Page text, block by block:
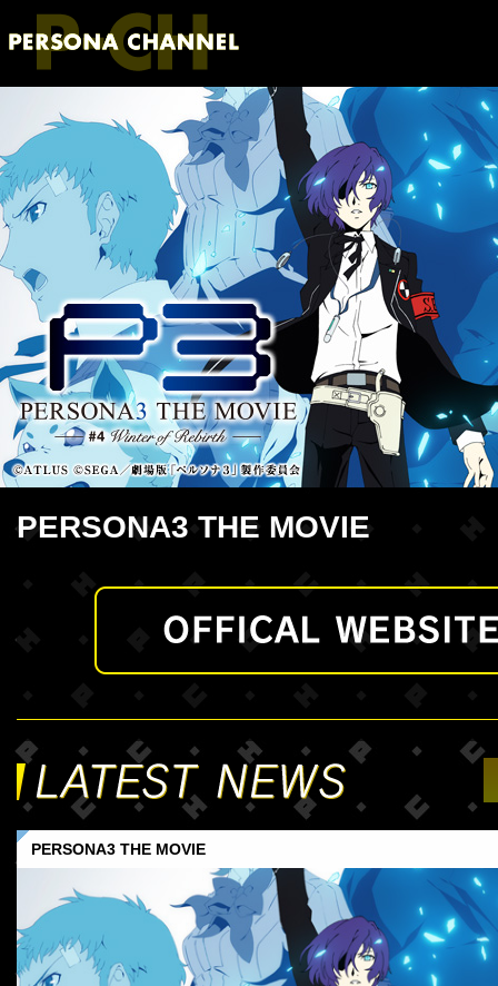
PERSONA3 THE MOVIE
PERSONA3 THE MOVIE